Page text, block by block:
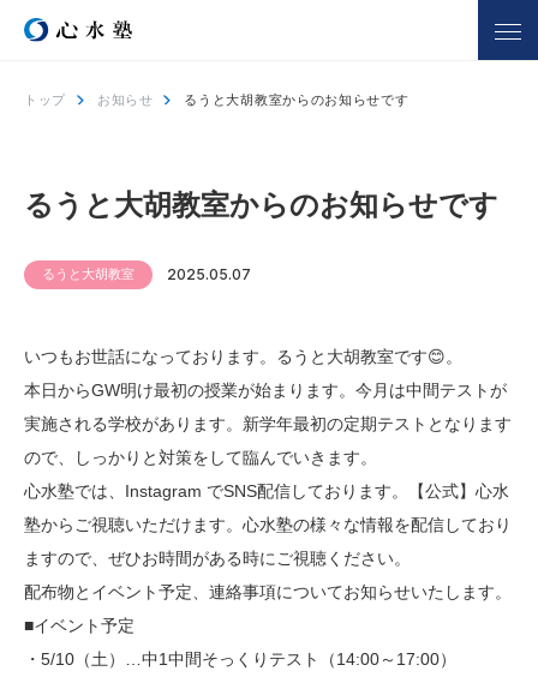
心水塾の思い
講師一覧
よくあるご質問
中学生コース
教室を探す 入塾までの流れ
合格実績 合格者の声
お知らせ
心水塾からのお知らせ
各教室からのお知らせ
メディア
トップ お知らせ るうと大胡教室からのお知らせです
るうと大胡教室からのお知らせです
るうと大胡教室 2025.05.07
いつもお世話になっております。るうと大胡教室です😊。
本日からGW明け最初の授業が始まります。今月は中間テストが
実施される学校があります。新学年最初の定期テストとなります
ので、しっかりと対策をして臨んでいきます。
心水塾では、Instagram でSNS配信しております。【公式】心水
塾からご視聴いただけます。心水塾の様々な情報を配信しており
ますので、ぜひお時間がある時にご視聴ください。
配布物とイベント予定、連絡事項についてお知らせいたします。
■イベント予定
・5/10（土）…中1中間そっくりテスト（14:00～17:00）